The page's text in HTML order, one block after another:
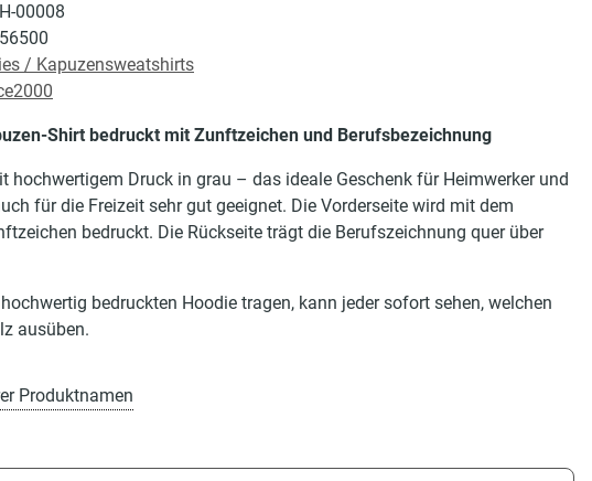
H-00008
/ Kapuzensweatshirts
Shirt bedruckt mit Zunftzeichen und Berufsbezeichnung
hochwertigem Druck in grau – das ideale Geschenk für Heimwerker und
für die Freizeit sehr gut geeignet. Die Vorderseite wird mit dem
bedruckt. Die Rückseite trägt die Berufszeichnung quer über
bedruckten Hoodie tragen, kann jeder sofort sehen, welchen
ausüben.
Produktnamen